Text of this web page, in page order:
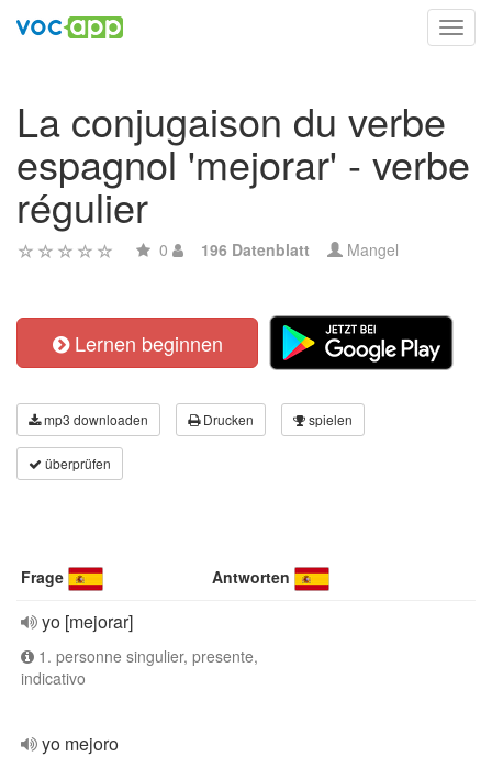
La conjugaison du verbe
espagnol 'mejorar' - verbe
régulier
0 196 Datenblatt Mangel
Lernen beginnen
mp3 downloaden Drucken spielen
überprüfen
Frage Antworten
yo [mejorar]
1. personne singulier, presente,
indicativo
yo mejoro